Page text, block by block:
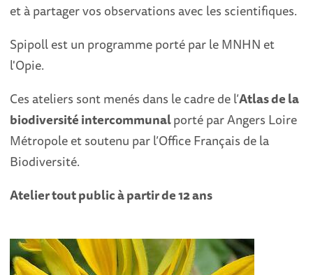
et à partager vos observations avec les scientifiques.
Spipoll est un programme porté par le MNHN et
l'Opie.
Ces ateliers sont menés dans le cadre de l’Atlas de la
biodiversité intercommunalporté par Angers Loire
Métropole et soutenu par l’Office Français de la
Biodiversité.
Atelier tout public à partir de 12 ans